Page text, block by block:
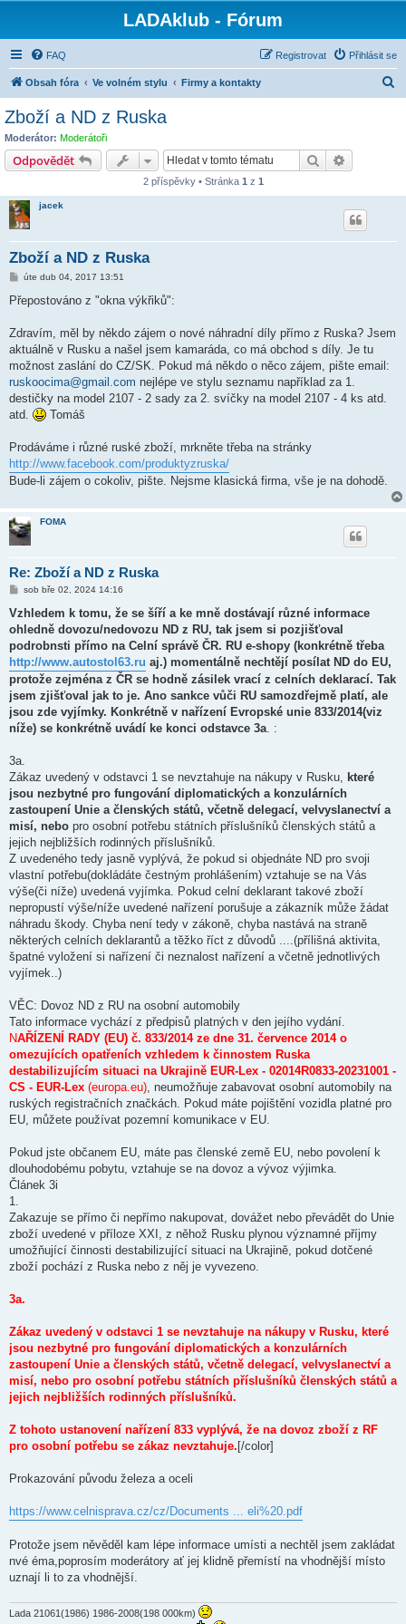
LADAklub - Fórum
FAQ Přihlásit se
Registrovat
Obsah fóra Ve volném stylu Firmy a kontakty
Zboží a ND z Ruska
Moderátor: Moderátoři
Odpovědět Hledat
2 příspěvky • Stránka 1 z 1
jacek
Zboží a ND z Ruska
P
í
ě
e
k
úte dub 04, 2017 13:51
Přepostováno z "okna výkřiků":
Zdravím, měl by někdo zájem o nové náhradní díly přímo z Ruska? Jsem
aktuálně v Rusku a našel jsem kamaráda, co má obchod s díly. Je tu
možnost zaslání do CZ/SK. Pokud má někdo o něco zájem, pište email:
ruskoocima@gmail.com nejlépe ve stylu seznamu například za 1.
destičky na model 2107 - 2 sady za 2. svíčky na model 2107 - 4 ks atd.
atd.
Tomáš
Prodáváme i různé ruské zboží, mrkněte třeba na stránky
http://www.facebook.com/produktyzruska/
Bude-li zájem o cokoliv, pište. Nejsme klasická firma, vše je na dohodě.
FOMA
Re: Zboží a ND z Ruska
P
í
p
ě
e
k
sob bře 02, 2024 14:16
Vzhledem k tomu, že se šíří a ke mně dostávají různé informace
ohledně dovozu/nedovozu ND z RU, tak jsem si pozjišťoval
podrobnsti přímo na Celní správě ČR. RU e-shopy (konkrétně třeba
http://www.autostol63.ru aj.) momentálně nechtějí posílat ND do EU,
protože zejména z ČR se hodně zásilek vrací z celních deklarací. Tak
jsem zjišťoval jak to je. Ano sankce vůči RU samozdřejmě platí, ale
jsou zde vyjímky. Konkrétně v nařízení Evropské unie 833/2014(viz
níže) se konkrétně uvádí ke konci odstavce 3a. :
3a.
Zákaz uvedený v odstavci 1 se nevztahuje na nákupy v Rusku, které
jsou nezbytné pro fungování diplomatických a konzulárních
zastoupení Unie a členských států, včetně delegací, velvyslanectví a
misí, nebo pro osobní potřebu státních příslušníků členských států a
jejich nejbližších rodinných příslušníků.
Z uvedeného tedy jasně vyplývá, že pokud si objednáte ND pro svoji
vlastní potřebu(dokládáte čestným prohlášením) vztahuje se na Vás
výše(či níže) uvedená vyjímka. Pokud celní deklarant takové zboží
nepropustí výše/níže uvedené nařízení porušuje a zákazník může žádat
náhradu škody. Chyba není tedy v zákoně, chyba nastává na straně
některých celních deklarantů a těžko říct z důvodů ....(přílišná aktivita,
špatné vyložení si nařízení či neznalost nařízení a včetně jednotlivých
vyjímek..)
VĚC: Dovoz ND z RU na osobní automobily
Tato informace vychází z předpisů platných v den jejího vydání.
NAŘÍZENÍ RADY (EU) č. 833/2014 ze dne 31. července 2014 o
omezujících opatřeních vzhledem k činnostem Ruska
destabilizujícím situaci na Ukrajině EUR-Lex - 02014R0833-20231001 -
CS - EUR-Lex (europa.eu), neumožňuje zabavovat osobní automobily na
ruských registračních značkách. Pokud máte pojištění vozidla platné pro
EU, můžete používat pozemní komunikace v EU.
Pokud jste občanem EU, máte pas členské země EU, nebo povolení k
dlouhodobému pobytu, vztahuje se na dovoz a vývoz výjimka.
Článek 3i
1.
Zakazuje se přímo či nepřímo nakupovat, dovážet nebo převádět do Unie
zboží uvedené v příloze XXI, z něhož Rusku plynou významné příjmy
umožňující činnosti destabilizující situaci na Ukrajině, pokud dotčené
zboží pochází z Ruska nebo z něj je vyvezeno.
3a.
Zákaz uvedený v odstavci 1 se nevztahuje na nákupy v Rusku, které
jsou nezbytné pro fungování diplomatických a konzulárních
zastoupení Unie a členských států, včetně delegací, velvyslanectví a
misí, nebo pro osobní potřebu státních příslušníků členských států a
jejich nejbližších rodinných příslušníků.
Z tohoto ustanovení nařízení 833 vyplývá, že na dovoz zboží z RF
pro osobní potřebu se zákaz nevztahuje. [/color]
Prokazování původu železa a ​oceli
https://www.celnisprava.cz/cz/Documents ... eli%20.pdf
Protože jsem něvěděl kam lépe informace umísti a nechtěl jsem zakládat
nvé éma,poprosím moderátory ať jej klidně přemístí na vhodnější místo
uznají li to za vhodnější.
Lada 21061(1986) 1986-2008(198 000km)